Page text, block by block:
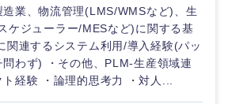
造業、物流管理(LMS/WMSなど)、生
ケジューラー/MESなど)に関する基
関連するシステム利用/導入経験(パッ
わず) ・その他、PLM-生産領域連
経験 ・論理的思考力 ・対人...